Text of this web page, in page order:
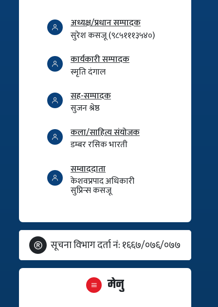
अध्यक्ष/प्रधान सम्पादक
सुरेश कसजू (९८५१११३५४०)
कार्यकारी सम्पादक
स्मृति दंगाल
सह-सम्पादक
सुजन श्रेष्ठ
कला/साहित्य संयोजक
डम्बर रसिक भारती
सम्वाददाता
केशवप्रपाद अधिकारी
सुप्रिन्स कसजू
सूचना विभाग दर्ता नं: १६६७/०७६/०७७
मेनु